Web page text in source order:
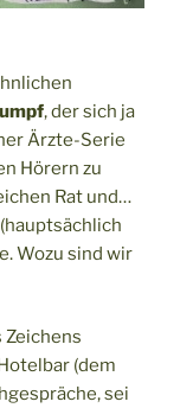
, der sich ja
Ärzte-Serie
Hörern zu
Rat und…
Wozu sind wir
Zeichens
(dem
sei